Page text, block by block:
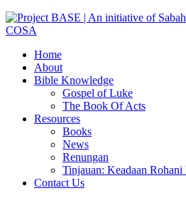
Home
About
Bible Knowledge
Gospel of Luke
The Book Of Acts
Resources
Books
News
Renungan
Tinjauan: Keadaan
Contact Us